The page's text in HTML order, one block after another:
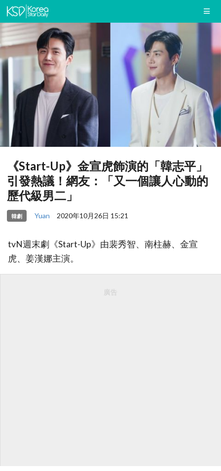
《Start-Up》金宣虎飾演的「韓志平」
引發熱議！網友：「又一個讓人心動的
歷代級男二」
韓劇 Yuan 2020年10月26日 15:21
tvN週末劇《Start-Up》由裴秀智、南柱赫、金宣
虎、姜漢娜主演。
廣告